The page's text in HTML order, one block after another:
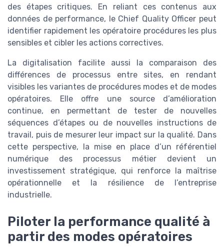
des étapes critiques. En reliant ces contenus aux
données de performance, le Chief Quality Officer peut
identifier rapidement les opératoire procédures les plus
sensibles et cibler les actions correctives.
La digitalisation facilite aussi la comparaison des
différences de processus entre sites, en rendant
visibles les variantes de procédures modes et de modes
opératoires. Elle offre une source d’amélioration
continue, en permettant de tester de nouvelles
séquences d’étapes ou de nouvelles instructions de
travail, puis de mesurer leur impact sur la qualité. Dans
cette perspective, la mise en place d’un référentiel
numérique des processus métier devient un
investissement stratégique, qui renforce la maîtrise
opérationnelle et la résilience de l’entreprise
industrielle.
Piloter la performance qualité à
partir des modes opératoires